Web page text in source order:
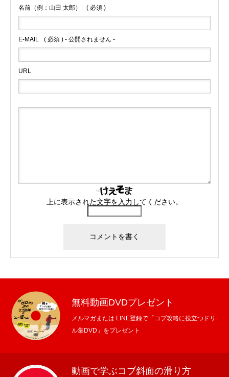
名前（例：山田 太郎） ( 必須 )
E-MAIL ( 必須 ) - 公開されません -
URL
上に表示された文字を入力してください。
無料動画DVDプレゼント
メルマガまたは LINE登録で「コブ攻略に役立つドリ
ル集DVD」をプレゼント
動画で学ぶコブ斜面の滑り方